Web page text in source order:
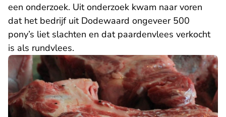
een onderzoek. Uit onderzoek kwam naar voren
dat het bedrijf uit Dodewaard ongeveer 500
pony’s liet slachten en dat paardenvlees verkocht
is als rundvlees.